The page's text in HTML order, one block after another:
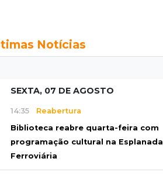
Notícias
SEXTA, 07 DE AGOSTO
14:35 Reabertura
Biblioteca reabre quarta-feira com
programação cultural na Esplanada
Ferroviária